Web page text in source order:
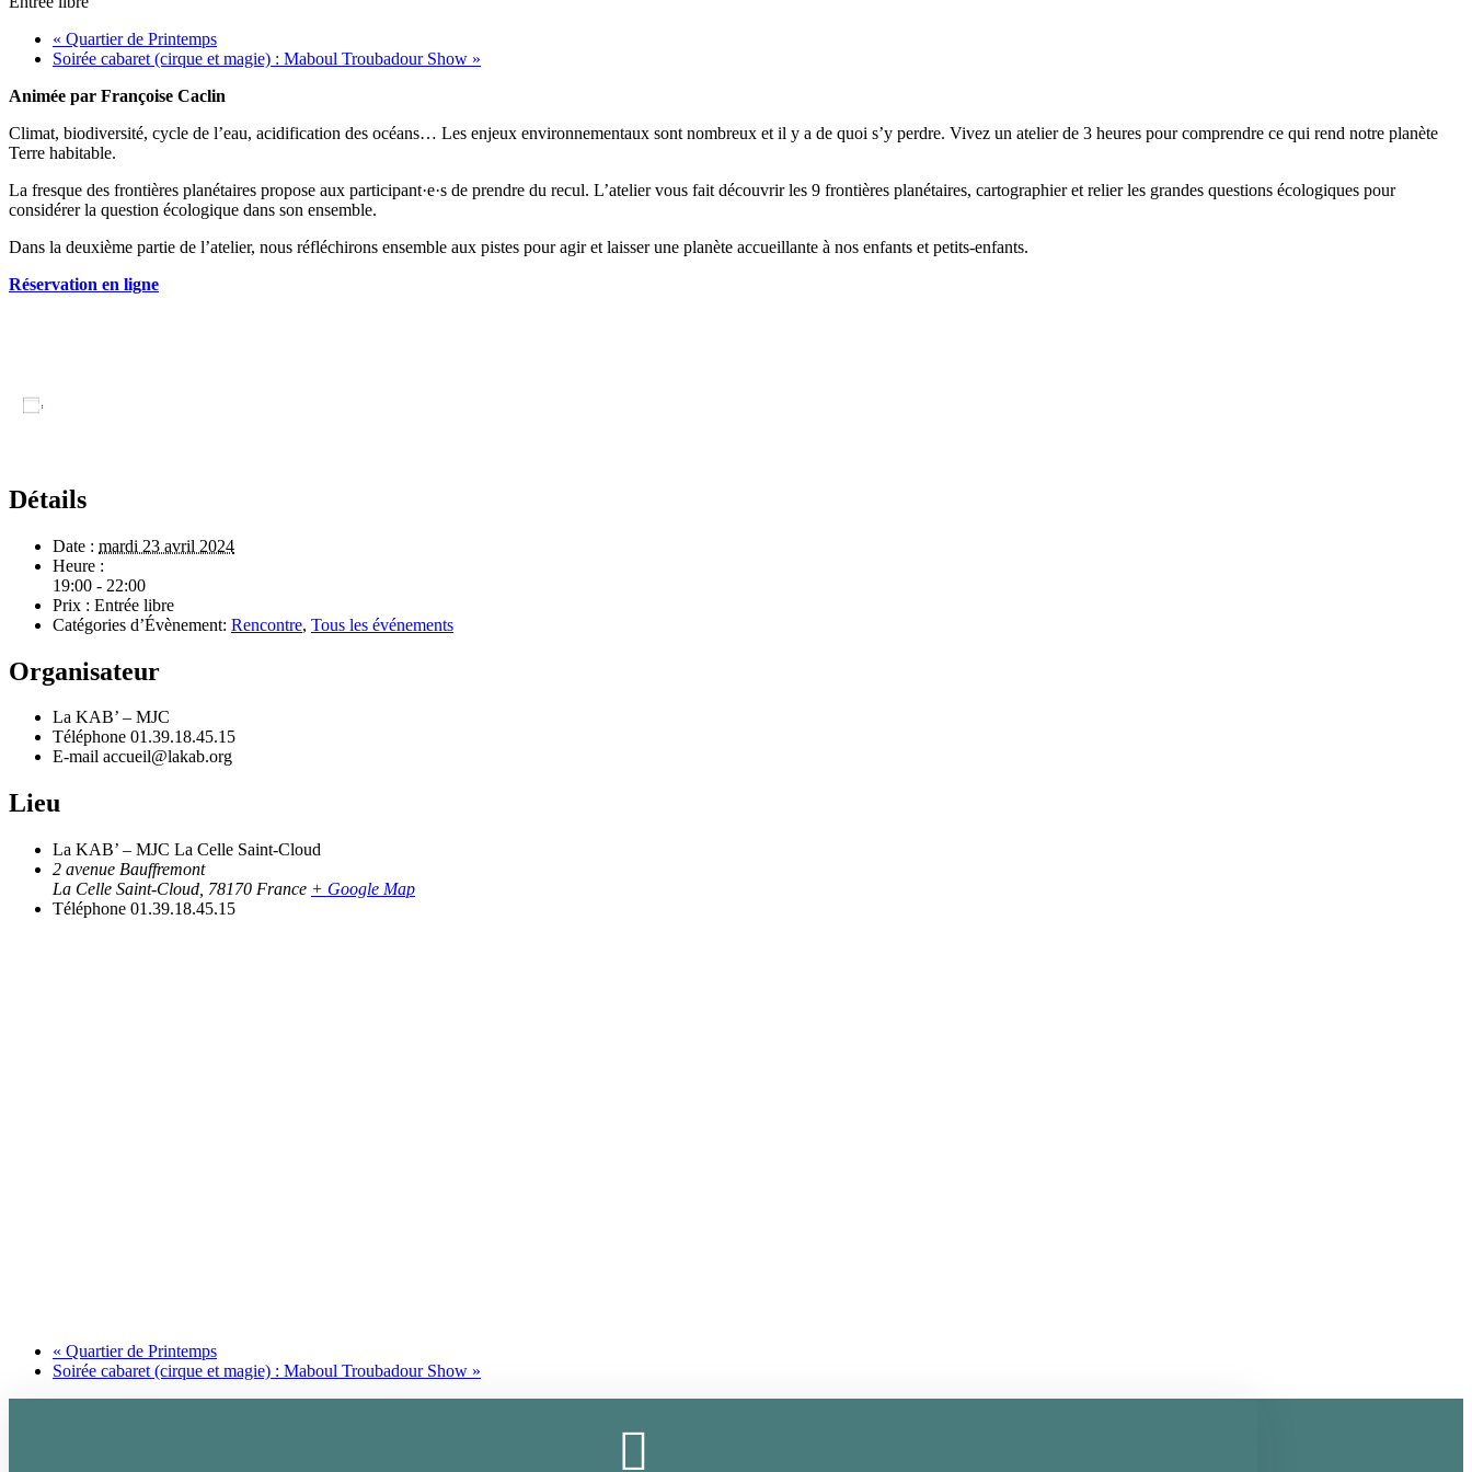
« Quartier de Printemps
Soirée cabaret (cirque et magie) : Maboul Troubadour Show »
Animée par Françoise Caclin
Climat, biodiversité, cycle de l’eau, acidification des océans… Les enjeux environnementaux sont nombreux et il y a de quoi s’y perdre. Vivez un atelier de 3 heures pour comprendre ce qui rend notre planète
Terre habitable.
La fresque des frontières planétaires propose aux participant·e·s de prendre du recul. L’atelier vous fait découvrir les 9 frontières planétaires, cartographier et relier les grandes questions écologiques pour
considérer la question écologique dans son ensemble.
Dans la deuxième partie de l’atelier, nous réfléchirons ensemble aux pistes pour agir et laisser une planète accueillante à nos enfants et petits-enfants.
Réservation en ligne
Détails
Date : mardi 23 avril 2024
Heure :
19:00 - 22:00
Prix : Entrée libre
Catégories d’Évènement: Rencontre, Tous les événements
Organisateur
La KAB’ – MJC
Téléphone 01.39.18.45.15
E-mail accueil@lakab.org
Lieu
La KAB’ – MJC La Celle Saint-Cloud
2 avenue Bauffremont
La Celle Saint-Cloud 78170 France + Google Map
Téléphone 01.39.18.45.15
« Quartier de Printemps
Soirée cabaret (cirque et magie) : Maboul Troubadour Show »